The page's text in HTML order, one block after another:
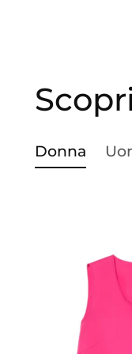
Donna